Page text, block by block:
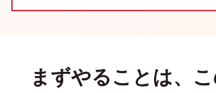
まずやることは、